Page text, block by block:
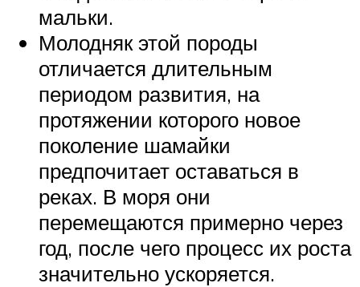
мальки.
Молодняк этой породы
отличается длительным
периодом развития, на
протяжении которого новое
поколение шамайки
предпочитает оставаться в
реках. В моря они
перемещаются примерно через
год, после чего процесс их роста
значительно ускоряется.